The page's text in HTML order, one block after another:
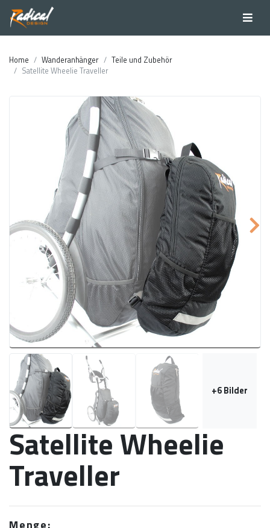
Home Wanderanhänger
Teile und Zubehör
Satellite Wheelie Traveller
+6Bilder
Satellite Wheelie
Traveller